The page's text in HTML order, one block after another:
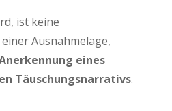
ist keine
Ausnahmelage,
eines
Täuschungsnarrativs.